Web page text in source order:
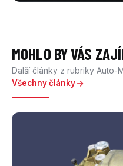
MOHLO BY VÁS
Další články z rubriky Auto-
Všechny články